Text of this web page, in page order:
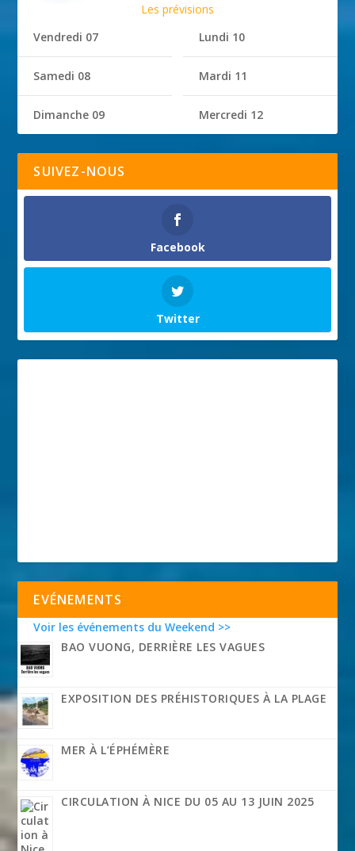
Les prévisions
Vendredi 07
Samedi 08
Dimanche 09
Lundi 10
Mardi 11
Mercredi 12
SUIVEZ-NOUS
Facebook
Twitter
EVÉNEMENTS
Voir les événements du Weekend >>
BAO VUONG, DERRIÈRE LES VAGUES
EXPOSITION DES PRÉHISTORIQUES À LA PLAGE
MER À L’ÉPHÉMÈRE
CIRCULATION À NICE DU 05 AU 13 JUIN 2025